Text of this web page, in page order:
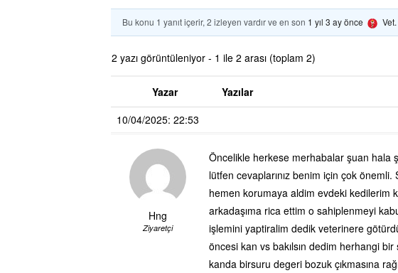
Bu konu 1 yanıt içerir, 2 izleyen vardır ve en son 1 yıl 3 ay önce
2 yazı görüntüleniyor - 1 ile 2 arası (toplam 2)
Yazar
Yazılar
10/04/2025: 22:53
Hng
Ziyaretçi
Öncelikle herkese merhabalar şuan hala
lütfen cevaplarınız benim için çok
hemen korumaya aldim evdeki kedilerim
arkadaşıma rica ettim o sahiplenmeyi
işlemini yaptiralim dedik veterinere
öncesi kan vs bakılsın dedim herhangi
kanda birsuru degeri bozuk çıkmasına